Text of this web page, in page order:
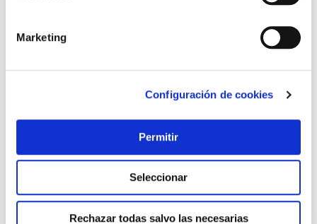
Marketing
Configuración de cookies
Permitir
Seleccionar
Rechazar todas salvo las necesarias
Grifo ducha termos 115x35cm flexo barra+d/c extensible
inox boal ug
Dp griferia
148,55 €